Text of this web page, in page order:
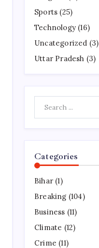
Sports (25)
Technology (16)
Uncategorized (3)
Uttar Pradesh (3)
Categories
Bihar (1)
Breaking (104)
Business (11)
Climate (12)
Crime (11)